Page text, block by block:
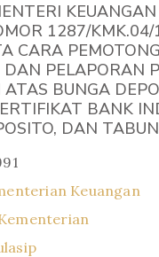
1287/KMK.04/
CARA
DAN PELAPORAN
BUNGA
BANK
DAN
Keuangan